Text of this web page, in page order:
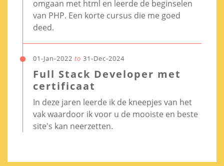
omgaan met html en leerde de beginselen
van PHP. Een korte cursus die me goed
deed.
01-Jan-2022 to 31-Dec-2024
Full Stack Developer met
certificaat
In deze jaren leerde ik de kneepjes van het
vak waardoor ik voor u de mooiste en beste
site's kan neerzetten.